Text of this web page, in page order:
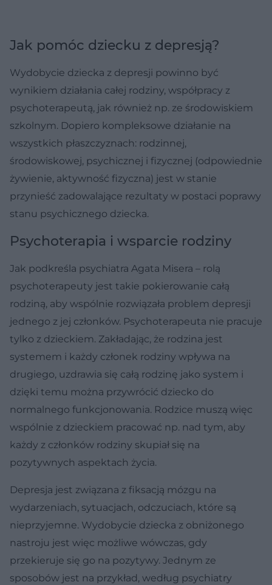
Jak pomóc dziecku z depresją?
Wydobycie dziecka z depresji powinno być
wynikiem działania całej rodziny, współpracy z
psychoterapeutą, jak również np. ze środowiskiem
szkolnym. Dopiero kompleksowe działanie na
wszystkich płaszczyznach: rodzinnej,
środowiskowej, psychicznej i fizycznej (odpowiednie
żywienie, aktywność fizyczna) jest w stanie
przynieść zadowalające rezultaty w postaci poprawy
stanu psychicznego dziecka.
Psychoterapia i wsparcie rodziny
Jak podkreśla psychiatra Agata Misera – rolą
psychoterapeuty jest takie pokierowanie całą
rodziną, aby wspólnie rozwiązała problem depresji
jednego z jej członków. Psychoterapeuta nie pracuje
tylko z dzieckiem. Zakładając, że rodzina jest
systemem i każdy członek rodziny wpływa na
drugiego, uzdrawia się całą rodzinę jako system i
dzięki temu można przywrócić dziecko do
normalnego funkcjonowania. Rodzice muszą więc
wspólnie z dzieckiem pracować np. nad tym, aby
każdy z członków rodziny skupiał się na
pozytywnych aspektach życia.
Depresja jest związana z fiksacją mózgu na
wydarzeniach, sytuacjach, odczuciach, które są
nieprzyjemne. Wydobycie dziecka z obniżonego
nastroju jest więc możliwe wówczas, gdy
przekieruje się go na pozytywy. Jednym ze
sposobów jest na przykład, według psychiatry